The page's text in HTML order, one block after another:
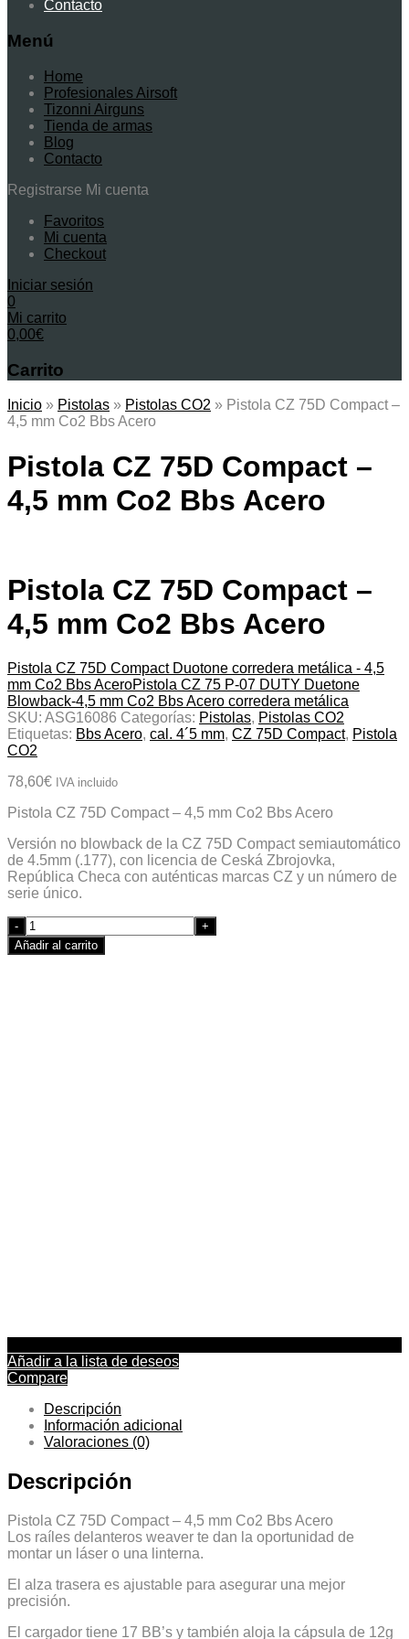
Contacto
Menú
Home
Profesionales Airsoft
Tizonni Airguns
Tienda de armas
Blog
Contacto
Registrarse Mi cuenta
Favoritos
Mi cuenta
Checkout
Iniciar sesión
0
Mi carrito
0,00€
Carrito
Inicio » Pistolas » Pistolas CO2 » Pistola CZ 75D Compact –
4,5 mm Co2 Bbs Acero
Pistola CZ 75D Compact –
4,5 mm Co2 Bbs Acero
Pistola CZ 75D Compact –
4,5 mm Co2 Bbs Acero
Pistola CZ 75D Compact Duotone corredera metálica - 4,5
mm Co2 Bbs AceroPistola CZ 75 P-07 DUTY Duetone
Blowback-4,5 mm Co2 Bbs Acero corredera metálica
SKU: ASG16086 Categorías: Pistolas, Pistolas CO2
Etiquetas: Bbs Acero, cal. 4´5 mm, CZ 75D Compact, Pistola
CO2
78,60€ IVA incluido
Pistola CZ 75D Compact – 4,5 mm Co2 Bbs Acero
Versión no blowback de la CZ 75D Compact semiautomático
de 4.5mm (.177), con licencia de Ceská Zbrojovka,
República Checa con auténticas marcas CZ y un número de
serie único.
Quantity
Añadir al carrito
Añadir a la lista de deseos
Compare
Descripción
Información adicional
Valoraciones (0)
Descripción
Pistola CZ 75D Compact – 4,5 mm Co2 Bbs Acero
Los raíles delanteros weaver te dan la oportunidad de
montar un láser o una linterna.
El alza trasera es ajustable para asegurar una mejor
precisión.
El cargador tiene 17 BB’s y también aloja la cápsula de 12g